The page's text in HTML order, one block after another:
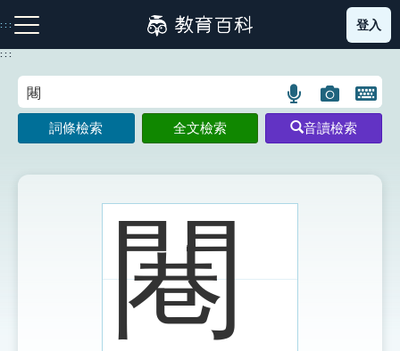
到
主
:::
注音索引圖示 筆畫索引圖示 部首索引表圖示
登入
:::
語
言
搜
示
圖
片
搜
開
鍵
圖
詞條檢索 全文檢索 音讀檢索
闀